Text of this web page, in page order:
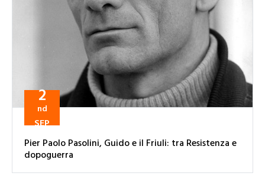
2
nd
SEP
Pier Paolo Pasolini, Guido e il Friuli: tra Resistenza e
dopoguerra